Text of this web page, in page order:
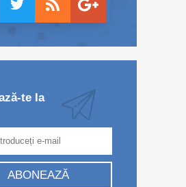
te la
ABONEAZĂ